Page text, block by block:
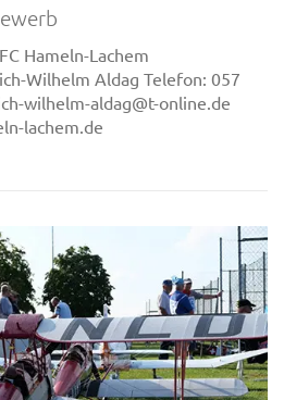
Hameln-Lachem
Wilhelm Aldag Telefon: 057
wilhelm-aldag@t-online.de
lachem.de